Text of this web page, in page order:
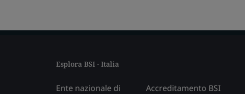
Esplora BSI - Italia
Ente nazionale di
Accreditamento BSI